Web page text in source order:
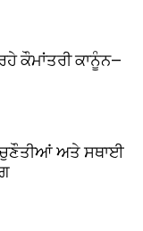
ਕੌਮਾਂਤਰੀ ਕਾਨੂੰਨ—
ਚੁਣੌਤੀਆਂ ਅਤੇ ਸਥਾਈ